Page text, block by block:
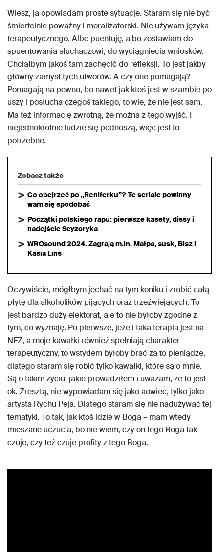
Wiesz, ja opowiadam proste sytuacje. Staram się nie być
śmiertelnie poważny i moralizatorski. Nie używam języka
terapeutycznego. Albo puentuję, albo zostawiam do
spuentowania słuchaczowi, do wyciągnięcia wniosków.
Chciałbym jakoś tam zachęcić do refleksji. To jest jakby
główny zamysł tych utworów. A czy one pomagają?
Pomagają na pewno, bo nawet jak ktoś jest w szambie po
uszy i posłucha czegoś takiego, to wie, że nie jest sam.
Ma też informację zwrotną, że można z tego wyjść. I
niejednokrotnie ludzie się podnoszą, więc jest to
potrzebne.
Zobacz także
Co obejrzeć po „Reniferku”? Te seriale powinny
wam się spodobać
Początki polskiego rapu: pierwsze kasety, dissy i
nadejście Scyzoryka
WROsound 2024. Zagrają m.in. Małpa, susk, Bisz i
Kasia Lins
Oczywiście, mógłbym jechać na tym koniku i zrobić całą
płytę dla alkoholików pijących oraz trzeźwiejących. To
jest bardzo duży elektorat, ale to nie byłoby zgodne z
tym, co wyznaję. Po pierwsze, jeżeli taka terapia jest na
NFZ, a moje kawałki również spełniają charakter
terapeutyczny, to wstydem byłoby brać za to pieniądze,
dlatego staram się robić tylko kawałki, które są o mnie.
Są o takim życiu, jakie prowadziłem i uważam, że to jest
ok. Zresztą, nie wypowiadam się jako aowiec, tylko jako
artysta Rychu Peja. Dlatego staram się nie nadużywać tej
tematyki. To tak, jak ktoś idzie w Boga – mam wtedy
mieszane uczucia, bo nie wiem, czy on tego Boga tak
czuje, czy też czuje profity z tego Boga.